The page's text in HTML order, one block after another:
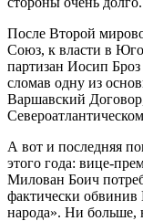
После Второй
Союз, к власти в
партизан Иосип
сломав одну из
Варшавский
А вот и последняя
этого года: вице-
Милован Боич
фактически обвинив
народа». Ни больше,